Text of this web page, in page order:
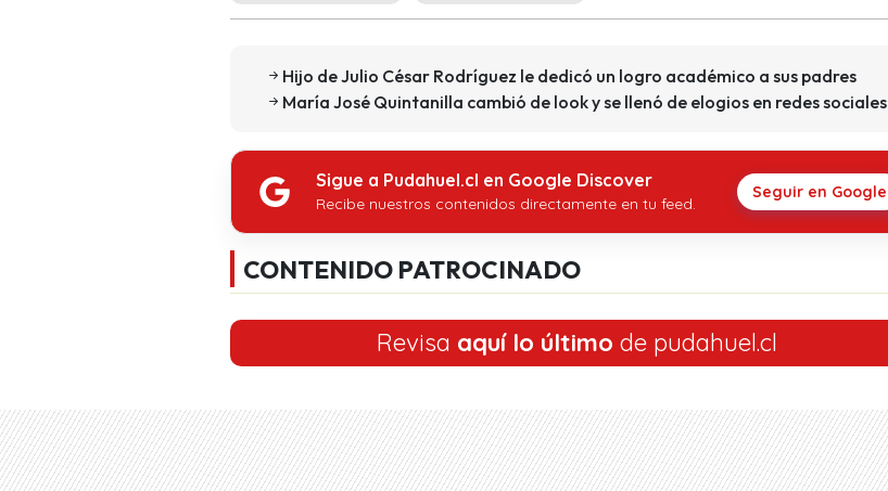
Hijo de Julio César Rodríguez le dedicó un logro académico a sus padres
María José Quintanilla cambió de look y se llenó de elogios en redes sociales
Sigue a Pudahuel.cl en Google Discover
Recibe nuestros contenidos directamente en tu feed.
Seguir en Google
CONTENIDO PATROCINADO
Revisa aquí lo último de pudahuel.cl